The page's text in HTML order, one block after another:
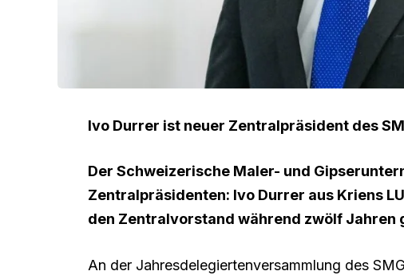
Ivo Durrer ist neuer Zentralpräsident des
Der Schweizerische Maler- und
Zentralpräsidenten: Ivo Durrer aus Kriens
den Zentralvorstand während zwölf Jahren
An der Jahresdelegiertenversammlung des